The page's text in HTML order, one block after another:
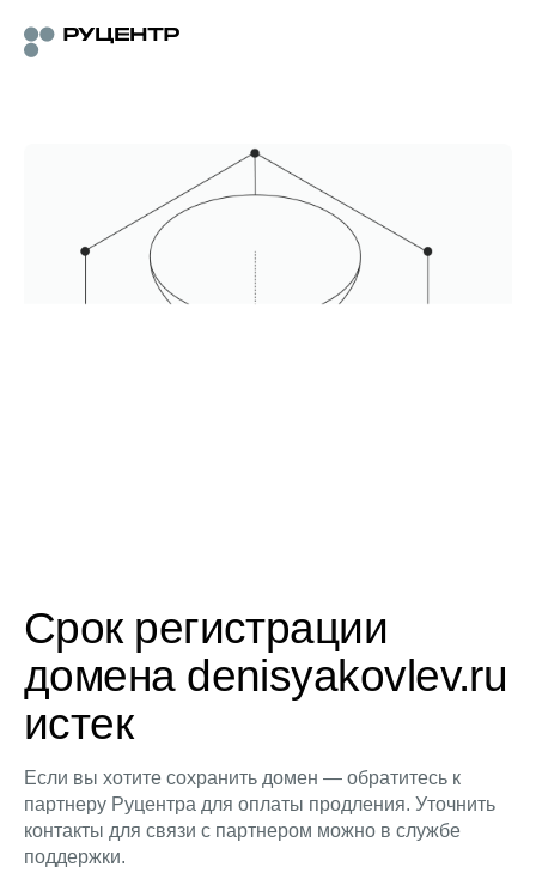
Срок регистрации
домена denisyakovlev.ru
истек
Если вы хотите сохранить домен — обратитесь к
партнеру Руцентра для оплаты продления. Уточнить
контакты для связи с партнером можно в службе
поддержки.